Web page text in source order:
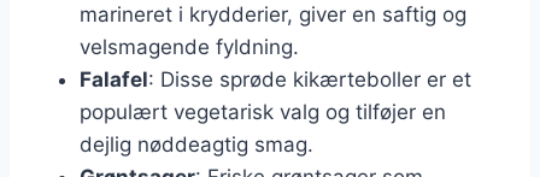
marineret i krydderier, giver en saftig og
velsmagende fyldning.
Falafel: Disse sprøde kikærteboller er et
populært vegetarisk valg og tilføjer en
dejlig nøddeagtig smag.